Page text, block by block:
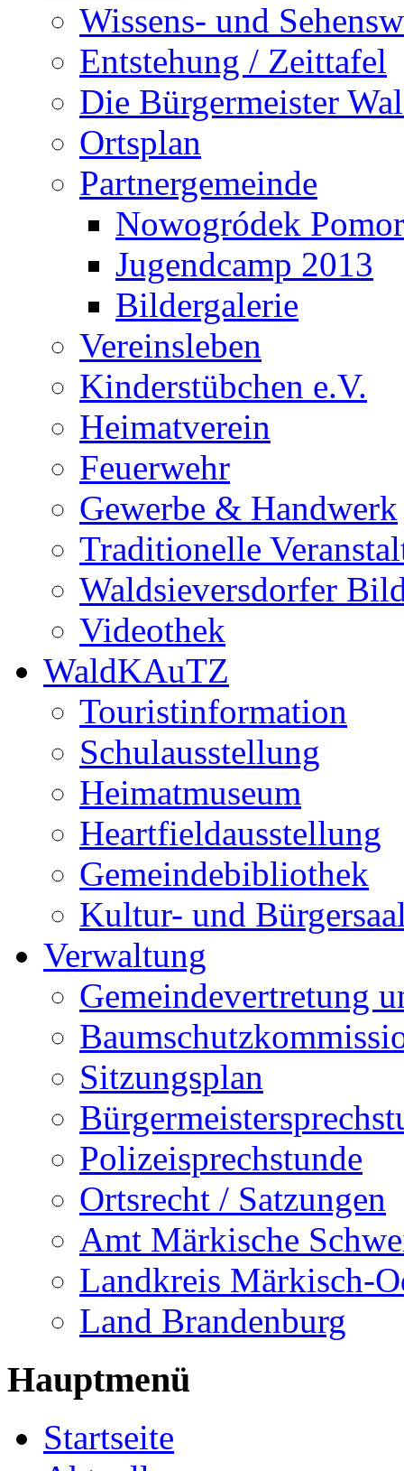
Wissens- und
Entstehung / Zeittafel
Die Bürgermeister
Ortsplan
Partnergemeinde
Nowogródek
Jugendcamp 2013
Bildergalerie
Vereinsleben
Kinderstübchen e.V.
Heimatverein
Feuerwehr
Gewerbe & Handwerk
Traditionelle
Waldsieversdorfer
Videothek
WaldKAuTZ
Touristinformation
Schulausstellung
Heimatmuseum
Heartfieldausstellung
Gemeindebibliothek
Kultur- und
Verwaltung
Gemeindevertretung
Sitzungsplan
Polizeisprechstunde
Ortsrecht / Satzungen
Amt Märkische
Landkreis Märkisch-
Land Brandenburg
Hauptmenü
Startseite